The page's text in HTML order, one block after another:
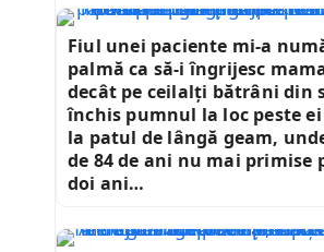
Fiul unei paciente mi-a
palmă ca să-i îngrijesc
decât pe ceilalți bătrâni din
închis pumnul la loc peste
la patul de lângă geam,
de 84 de ani nu mai primise
doi ani…